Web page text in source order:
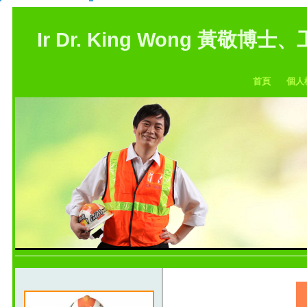
Ir Dr. King Wong 黃敬博士、
首頁 個人